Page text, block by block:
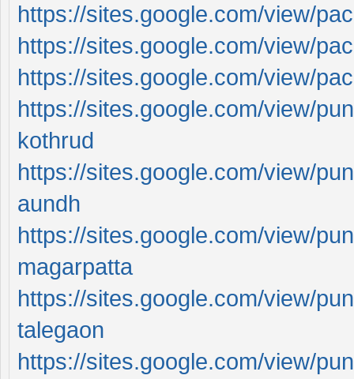
https://sites.google.com/view/
https://sites.google.com/view/
https://sites.google.com/view/
https://sites.google.com/view/
kothrud
https://sites.google.com/view/
aundh
https://sites.google.com/view/
magarpatta
https://sites.google.com/view/
talegaon
https://sites.google.com/view/